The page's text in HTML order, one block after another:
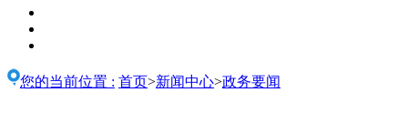
您的当前位置 : 首页>新闻中心>政务要闻